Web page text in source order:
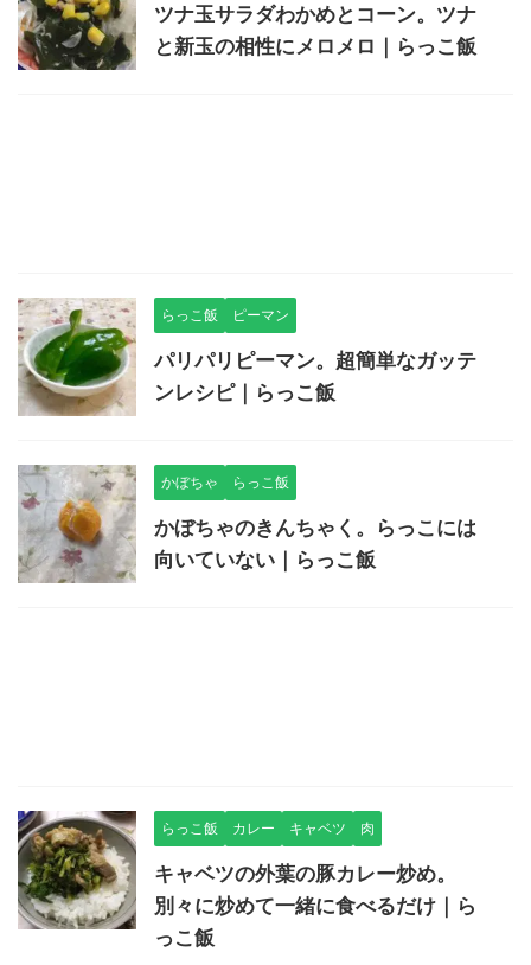
ツナ玉サラダわかめとコーン。ツナ
と新玉の相性にメロメロ｜らっこ飯
らっこ飯 ピーマン
パリパリピーマン。超簡単なガッテ
ンレシピ｜らっこ飯
かぼちゃ らっこ飯
かぼちゃのきんちゃく。らっこには
向いていない｜らっこ飯
らっこ飯 カレー キャベツ 肉
キャベツの外葉の豚カレー炒め。
別々に炒めて一緒に食べるだけ｜ら
っこ飯